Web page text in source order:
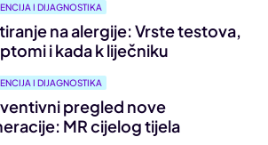
I DIJAGNOSTIKA
na alergije: Vrste testova,
i kada k liječniku
I DIJAGNOSTIKA
pregled nove
MR cijelog tijela